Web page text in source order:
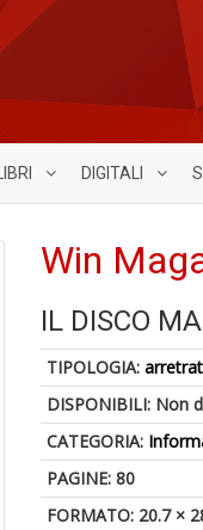
LIBRI DIGITALI
Win
IL DISCO
TIPOLOGIA:
DISPONIBILI: Non
CATEGORIA:
PAGINE: 80
FORMATO: 20.7 ×